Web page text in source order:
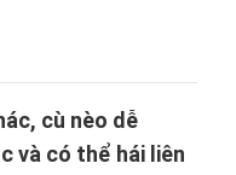
cù nèo dễ
và có thể hái liên